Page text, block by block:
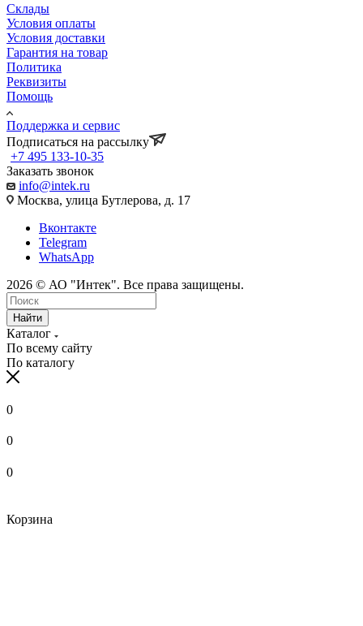
Склады
Условия оплаты
Условия доставки
Гарантия на товар
Политика
Реквизиты
Помощь
Поддержка и сервис
Подписаться на рассылку
+7 495 133-10-35
Заказать звонок
info@intek.ru
Москва, улица Бутлерова, д. 17
Вконтакте
Telegram
WhatsApp
2026 © АО "Интек". Все права защищены.
Найти
Каталог
По всему сайту
По каталогу
0
0
0
Корзина